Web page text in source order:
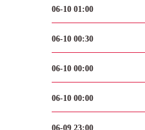
06-10 01:00
06-10 00:30
06-10 00:00
06-10 00:00
06-09 23:00